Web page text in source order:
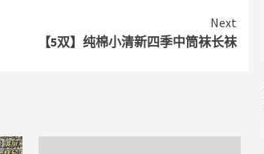
Next
【5双】纯棉小清新四季中筒袜长袜